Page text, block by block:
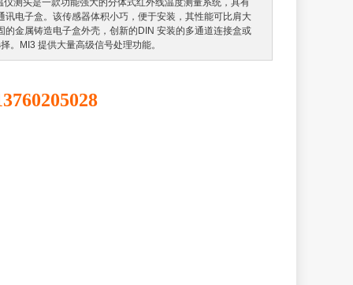
测头是一款功能强大的分体式红外线温度测量系统，具有
讯电子盒。该传感器体积小巧，便于安装，其性能可比肩大
的金属铸造电子盒外壳，创新的DIN 安装的多通道连接盒或
。MI3 提供大量高级信号处理功能。